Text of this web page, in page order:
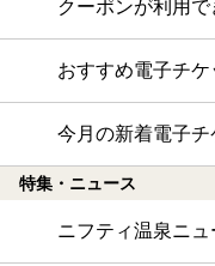
クーポンが利用
おすすめ電子チ
今月の新着電子
特集・ニュース
ニフティ温泉ニュ